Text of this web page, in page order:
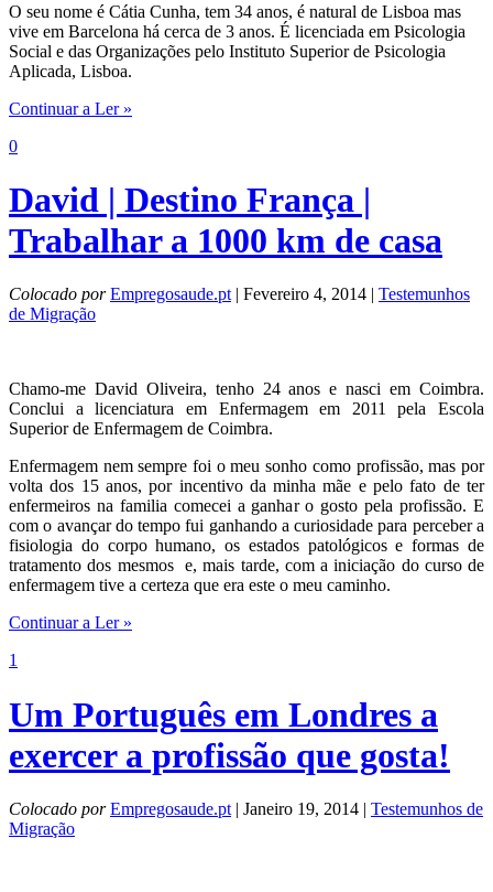
O seu nome é Cátia Cunha, tem 34 anos, é natural de Lisboa mas
vive em Barcelona há cerca de 3 anos. É licenciada em Psicologia
Social e das Organizações pelo Instituto Superior de Psicologia
Aplicada, Lisboa.
Continuar a Ler »
0
David | Destino França |
Trabalhar a 1000 km de casa
Colocado por Empregosaude.pt | Fevereiro 4, 2014 | Testemunhos
de Migração
Chamo-me David Oliveira, tenho 24 anos e nasci em Coimbra.
Conclui a licenciatura em Enfermagem em 2011 pela Escola
Superior de Enfermagem de Coimbra.
Enfermagem nem sempre foi o meu sonho como profissão, mas por
volta dos 15 anos, por incentivo da minha mãe e pelo fato de ter
enfermeiros na familia comecei a ganhar o gosto pela profissão. E
com o avançar do tempo fui ganhando a curiosidade para perceber a
fisiologia do corpo humano, os estados patológicos e formas de
tratamento dos mesmos e, mais tarde, com a iniciação do curso de
enfermagem tive a certeza que era este o meu caminho.
Continuar a Ler »
1
Um Português em Londres a
exercer a profissão que gosta!
Colocado por Empregosaude.pt | Janeiro 19, 2014 | Testemunhos de
Migração